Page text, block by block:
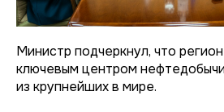
Министр подчеркнул, что
ключевым центром
из крупнейших в мире.